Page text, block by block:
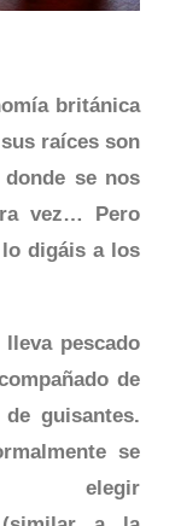
británica
raíces son
donde se nos
vez… Pero
digáis a los
pescado
de
guisantes.
se